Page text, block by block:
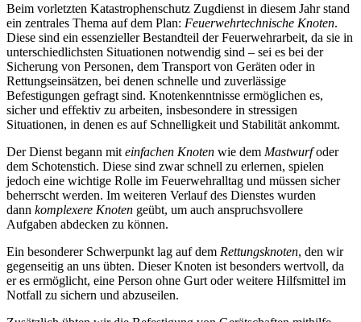
Beim vorletzten Katastrophenschutz Zugdienst in diesem Jahr stand
ein zentrales Thema auf dem Plan: Feuerwehrtechnische Knoten.
Diese sind ein essenzieller Bestandteil der Feuerwehrarbeit, da sie in
unterschiedlichsten Situationen notwendig sind – sei es bei der
Sicherung von Personen, dem Transport von Geräten oder in
Rettungseinsätzen, bei denen schnelle und zuverlässige
Befestigungen gefragt sind. Knotenkenntnisse ermöglichen es,
sicher und effektiv zu arbeiten, insbesondere in stressigen
Situationen, in denen es auf Schnelligkeit und Stabilität ankommt.
Der Dienst begann mit einfachen Knoten wie dem Mastwurfoder
dem Schotenstich. Diese sind zwar schnell zu erlernen, spielen
jedoch eine wichtige Rolle im Feuerwehralltag und müssen sicher
beherrscht werden. Im weiteren Verlauf des Dienstes wurden
dann komplexere Knoten geübt, um auch anspruchsvollere
Aufgaben abdecken zu können.
Ein besonderer Schwerpunkt lag auf dem Rettungsknoten, den wir
gegenseitig an uns übten. Dieser Knoten ist besonders wertvoll, da
er es ermöglicht, eine Person ohne Gurt oder weitere Hilfsmittel im
Notfall zu sichern und abzuseilen.